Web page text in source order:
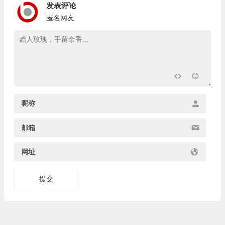
发表评论
匿名网友
昵称
邮箱
网址
提交